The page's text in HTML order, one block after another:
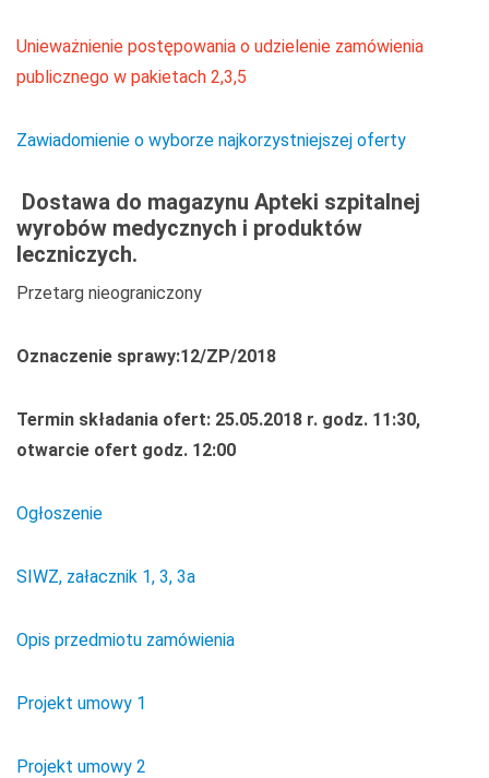
Unieważnienie postępowania o udzielenie zamówienia
publicznego w pakietach 2,3,5
Zawiadomienie o wyborze najkorzystniejszej oferty
Dostawa do magazynu Apteki szpitalnej
wyrobów medycznych i produktów
leczniczych.
Przetarg nieograniczony
Oznaczenie sprawy:12/ZP/2018
Termin składania ofert: 25.05.2018 r. godz. 11:30,
otwarcie ofert godz. 12:00
Ogłoszenie
SIWZ, załacznik 1, 3, 3a
Opis przedmiotu zamówienia
Projekt umowy 1
Projekt umowy 2